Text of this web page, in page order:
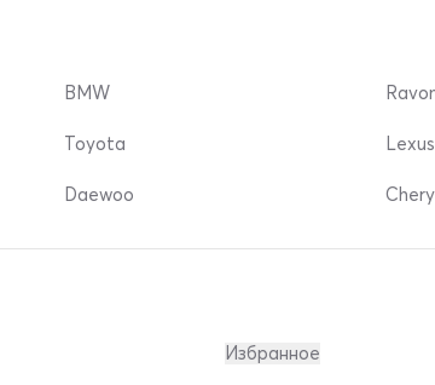
BMW
Toyota
Daewoo
Lexus
Chery
Избранное